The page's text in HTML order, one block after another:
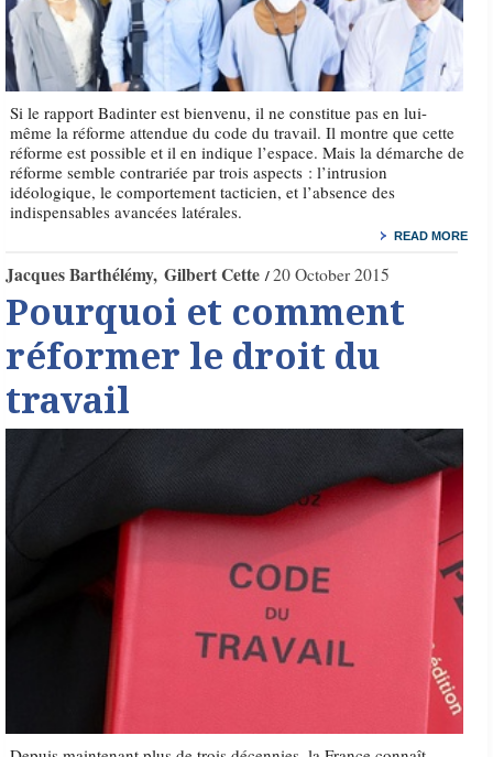
Si le rapport Badinter est bienvenu, il ne constitue pas en lui-
même la réforme attendue du code du travail. Il montre que cette
réforme est possible et il en indique l’espace. Mais la démarche de
réforme semble contrariée par trois aspects : l’intrusion
idéologique, le comportement tacticien, et l’absence des
indispensables avancées latérales.
READ MORE
Jacques Barthélémy Gilbert Cette 20 October 2015
Pourquoi et comment
réformer le droit du
travail